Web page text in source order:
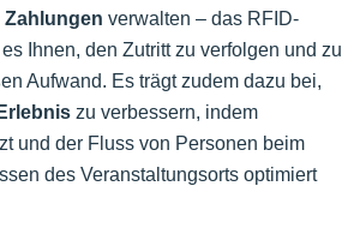
Zahlungen verwalten – das RFID-
Ihnen, den Zutritt zu verfolgen und zu
Aufwand. Es trägt zudem dazu bei,
zu verbessern, indem
und der Fluss von Personen beim
des Veranstaltungsorts optimiert